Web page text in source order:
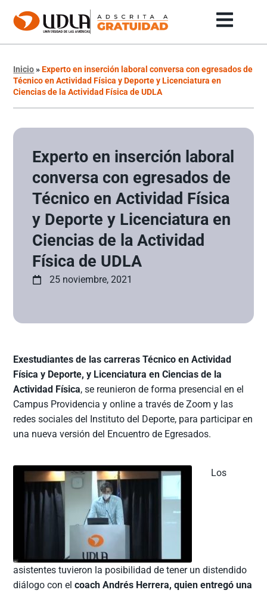
Inicio»Experto en inserción laboral conversa con egresados de
Técnico en Actividad Física y Deporte y Licenciatura en
Ciencias de la Actividad Física de UDLA
Experto en inserción laboral
conversa con egresados de
Técnico en Actividad Física
y Deporte y Licenciatura en
Ciencias de la Actividad
Física de UDLA
25 noviembre, 2021
Exestudiantes de las carreras Técnico en Actividad
Física y Deporte, y Licenciatura en Ciencias de la
Actividad Física, se reunieron de forma presencial en el
Campus Providencia y online a través de Zoom y las
redes sociales del Instituto del Deporte, para participar en
una nueva versión del Encuentro de Egresados.
Los
asistentes tuvieron la posibilidad de tener un distendido
diálogo con elcoach Andrés Herrera, quien entregó una